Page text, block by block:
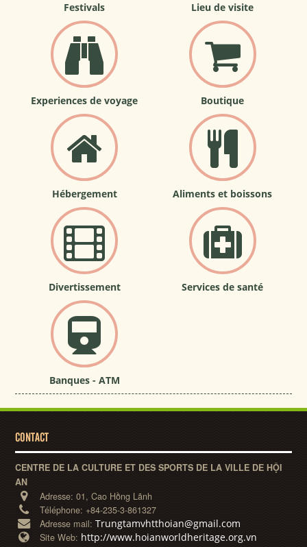
Festivals Lieu de visite
Experiences de voyage Boutique
Hébergement Aliments et boissons
Divertissement Services de santé
Banques - ATM
CONTACT
CENTRE DE LA CULTURE ET DES SPORTS DE LA VILLE DE HỘI
AN
Adresse:01, Cao Hồng Lãnh
Téléphone:+84-235-3-861327
Adresse mail:Trungtamvhtthoian@gmail.com
Site Web: http://www.hoianworldheritage.org.vn